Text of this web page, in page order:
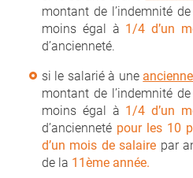
montant de l’indemnité
moins égal à 1/4 d’un
d’ancienneté.
si le salarié à une
montant de l’indemnité
moins égal à 1/4 d’un
d’ancienneté pour les 10
d’un mois de salaire par
de la 11ème année.